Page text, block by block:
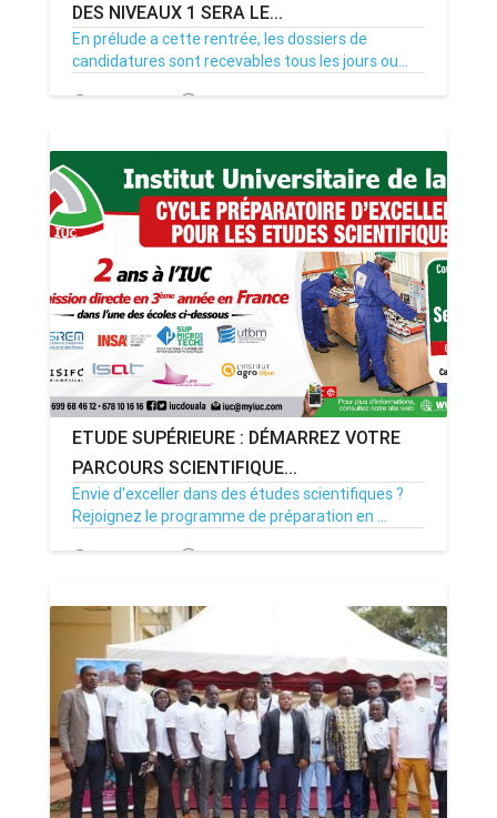
DES NIVEAUX 1 SERA LE...
En prélude a cette rentrée, les dossiers de
candidatures sont recevables tous les jours ou...
13/09/23 Par MenouActu 0
ETUDE SUPÉRIEURE : DÉMARREZ VOTRE
PARCOURS SCIENTIFIQUE...
Envie d'exceller dans des études scientifiques ?
Rejoignez le programme de préparation en ...
31/08/23 Par MenouActu 0